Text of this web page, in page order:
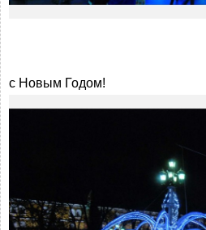
с Новым Годом!